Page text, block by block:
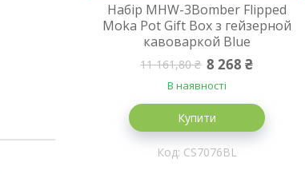
Набір MHW-3Bomber Flipped
Moka Pot Gift Box з гейзерной
кавоваркой Blue
11 161,80 ₴ 8 268 ₴
В наявності
Купити
CS7076BL